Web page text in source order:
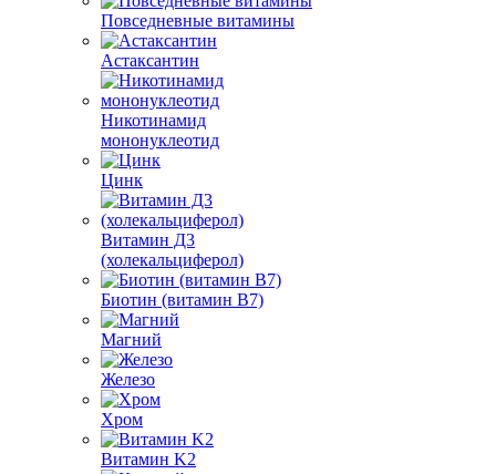
Повседневные витамины
Астаксантин
Никотинамид
мононуклеотид
Цинк
Витамин Д3
(холекальциферол)
Биотин (витамин B7)
Магний
Железо
Хром
Витамин K2